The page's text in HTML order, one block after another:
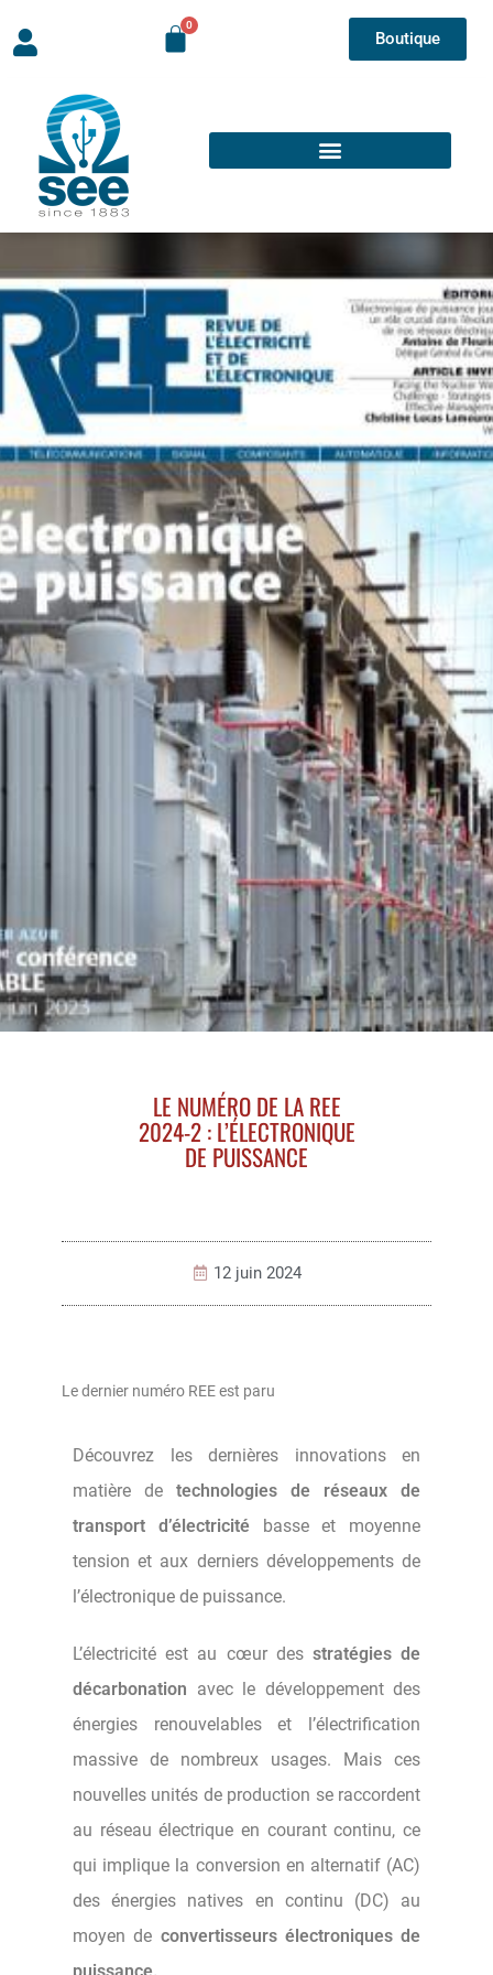
Boutique
LE NUMÉRO DE LA REE
2024-2 : L’ÉLECTRONIQUE
DE PUISSANCE
12 juin 2024
Le dernier numéro REE est paru
Découvrez les dernières innovations en
matière de technologies de réseaux de
transport d’électricité basse et moyenne
tension et aux derniers développements de
l’électronique de puissance.
L’électricité est au cœur des stratégies de
décarbonation avec le développement des
énergies renouvelables et l’électrification
massive de nombreux usages. Mais ces
nouvelles unités de production se raccordent
au réseau électrique en courant continu, ce
qui implique la conversion en alternatif (AC)
des énergies natives en continu (DC) au
moyen de convertisseurs électroniques de
puissance.